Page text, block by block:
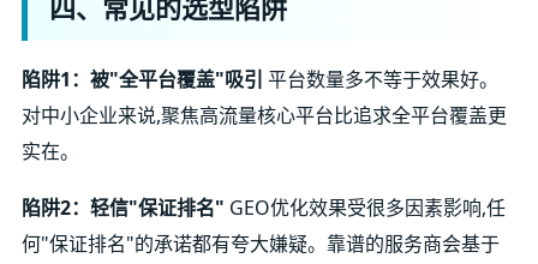
四、常见的选型陷阱
陷阱1：被"全平台覆盖"吸引 平台数量多不等于效果好。
对中小企业来说,聚焦高流量核心平台比追求全平台覆盖更
实在。
陷阱2：轻信"保证排名" GEO优化效果受很多因素影响,任
何"保证排名"的承诺都有夸大嫌疑。靠谱的服务商会基于